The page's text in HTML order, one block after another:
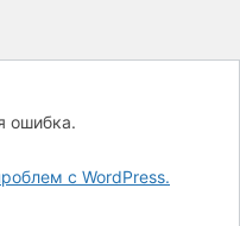
ошибка.
с WordPress.